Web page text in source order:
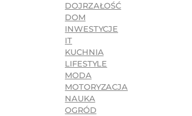
DOJRZAŁOŚĆ
DOM
INWESTYCJE
IT
KUCHNIA
LIFESTYLE
MODA
MOTORYZACJA
NAUKA
OGRÓD